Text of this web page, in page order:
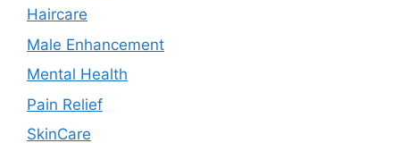
Haircare
Male Enhancement
Mental Health
Pain Relief
SkinCare